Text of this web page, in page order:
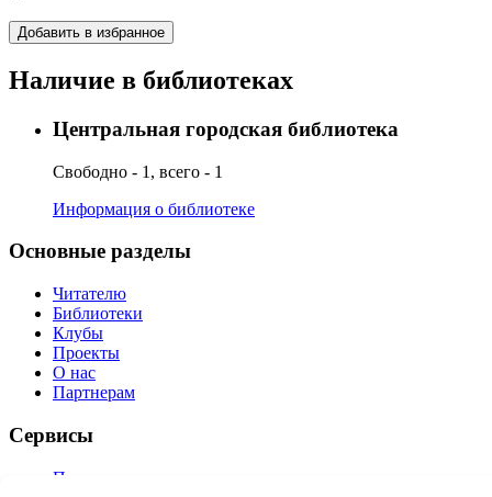
Добавить в избранное
Наличие в библиотеках
Центральная городская библиотека
Свободно - 1, всего - 1
Информация о библиотеке
Основные разделы
Читателю
Библиотеки
Клубы
Проекты
О нас
Партнерам
Сервисы
Продлить книгу